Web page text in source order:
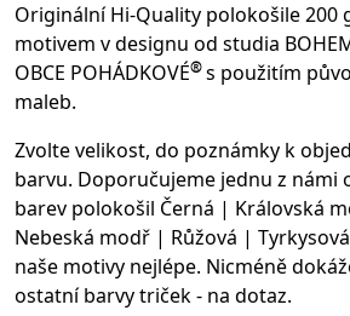
Originální Hi-Quality polokošile 200
motivem v designu od studia
OBCE POHÁDKOVÉ®s použitím
maleb.
Zvolte velikost, do poznámky k
barvu. Doporučujeme jednu z námi
barev polokošil Černá | Královská
Nebeská modř | Růžová |
naše motivy nejlépe. Nicméně
ostatní barvy triček - na dotaz.